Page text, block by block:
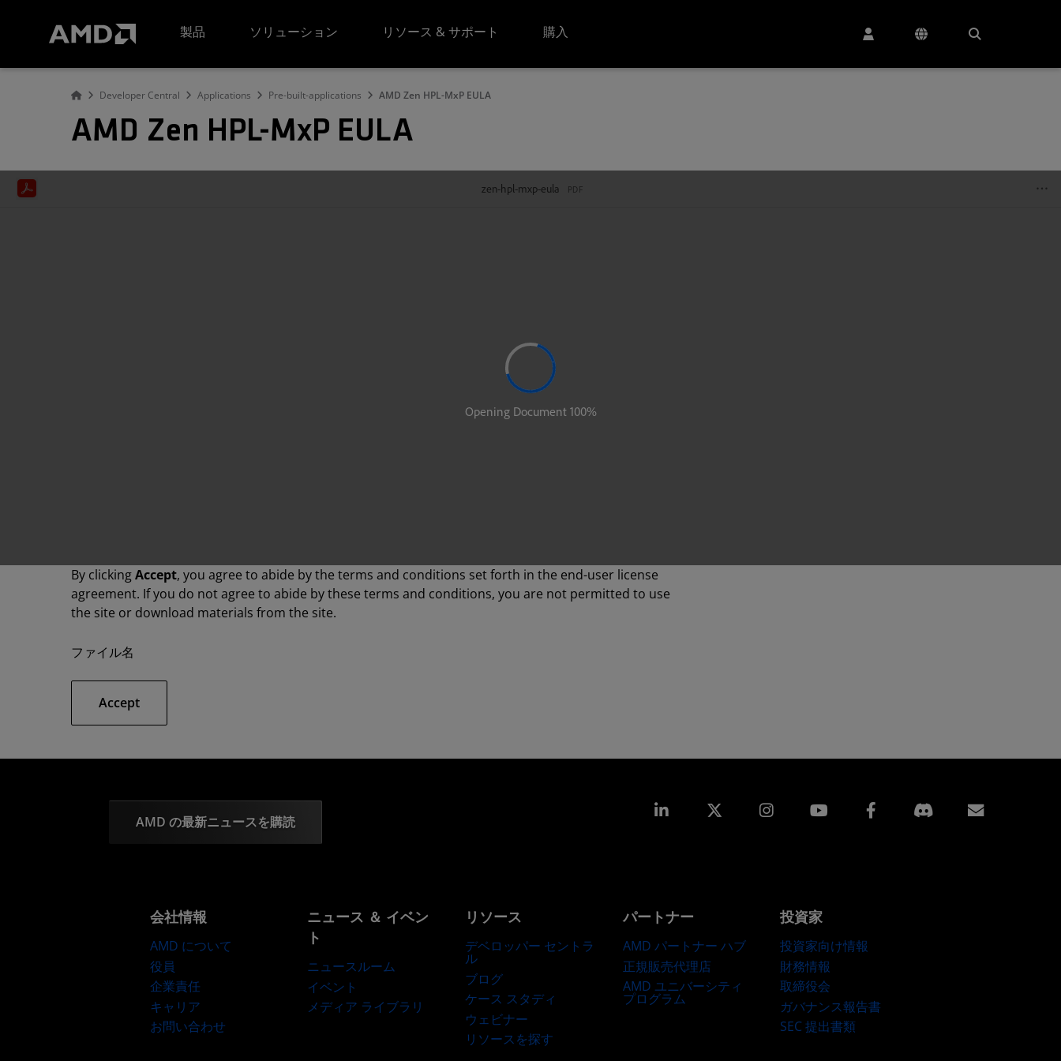
製品
ソリューション リソース & サポート 購入
Developer Central Applications Pre-built-applications AMD Zen HPL-MxP EULA
AMD Zen HPL-MxP EULA
By clickingAccept, you agree to abide by the terms and conditions set forth in the end-user license
agreement. If you do not agree to abide by these terms and conditions, you are not permitted to use
the site or download materials from the site.
ファイル名
Accept
AMD の最新ニュースを購読
Linkedin Instagram Facebook
会社情報
AMD について
役員
企業責任
キャリア
お問い合わせ
ニュース ＆ イベン
ト
ニュースルーム
イベント
メディア ライブラリ
リソース
デベロッパー セントラ
ル
ブログ
ケース スタディ
ウェビナー
リソースを探す
パートナー
AMD パートナー ハブ
正規販売代理店
AMD ユニバーシティ
プログラム
投資家
投資家向け情報
財務情報
取締役会
ガバナンス報告書
SEC 提出書類